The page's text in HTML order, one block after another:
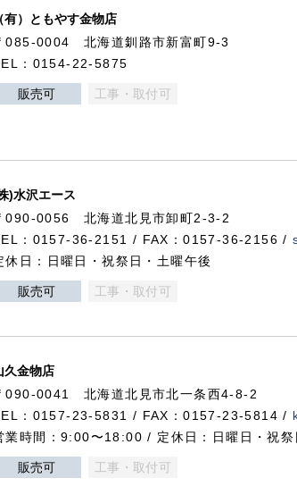
有）ともやす金物店
085-0004 北海道釧路市新富町9-3
：0154-22-5875
販売可 工事・取付可
)水沢エース
090-0056 北海道北見市卸町2-3-2
：0157-36-2151 / FAX：0157-36-2156 /
休日：日曜日・祝祭日・土曜午後
販売可 工事・取付可
久金物店
090-0041 北海道北見市北一条西4-8-2
：0157-23-5831 / FAX：0157-23-5814 /
業時間：9:00〜18:00 / 定休日：日曜日・祝祭
販売可 工事・取付可